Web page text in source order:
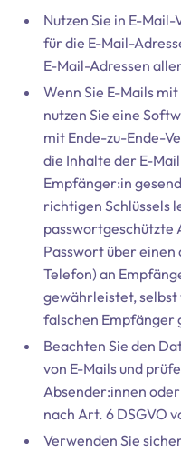
Nutzen Sie in E-
für die E-Mail-
E-Mail-Adressen
Wenn Sie E-Mails
nutzen Sie eine
mit Ende-zu-Ende-
die Inhalte der E-
Empfänger:in
richtigen Schlüssels
passwortgeschützte
Passwort über einen
Telefon) an
gewährleistet, selbst
falschen Empfänger
Beachten Sie den
von E-Mails und
Absender:innen
nach Art. 6 DSGVO
Verwenden Sie